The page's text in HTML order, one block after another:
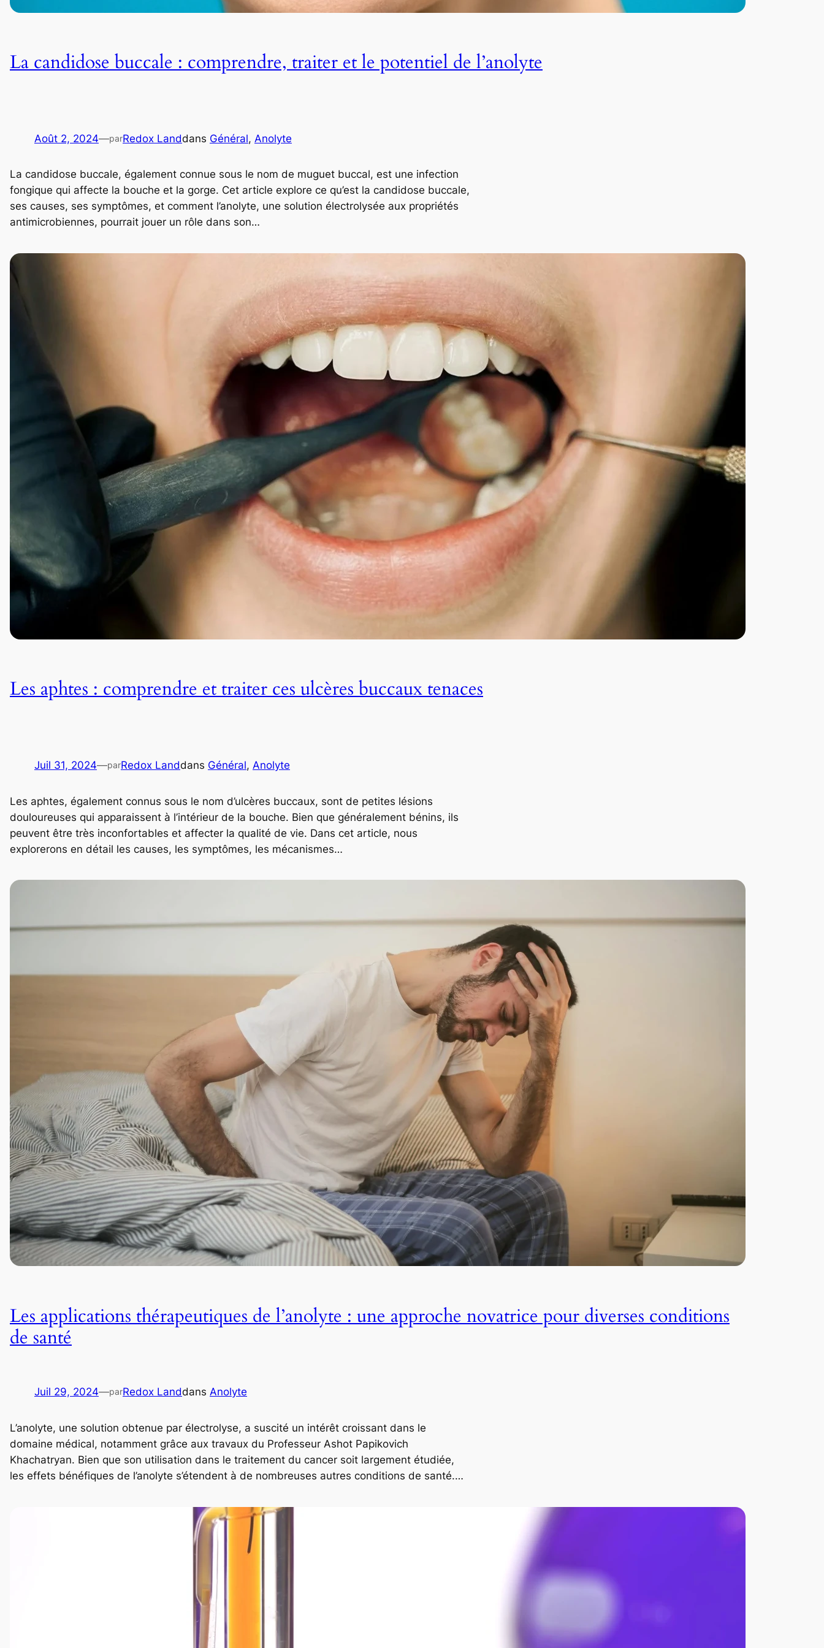
La candidose buccale : comprendre, traiter et le potentiel de l’anolyte
Août 2, 2024—parRedox Landdans Général, Anolyte
La candidose buccale, également connue sous le nom de muguet buccal, est une infection
fongique qui affecte la bouche et la gorge. Cet article explore ce qu’est la candidose buccale,
ses causes, ses symptômes, et comment l’anolyte, une solution électrolysée aux propriétés
antimicrobiennes, pourrait jouer un rôle dans son…
Les aphtes : comprendre et traiter ces ulcères buccaux tenaces
Juil 31, 2024—parRedox Landdans Général, Anolyte
Les aphtes, également connus sous le nom d’ulcères buccaux, sont de petites lésions
douloureuses qui apparaissent à l’intérieur de la bouche. Bien que généralement bénins, ils
peuvent être très inconfortables et affecter la qualité de vie. Dans cet article, nous
explorerons en détail les causes, les symptômes, les mécanismes…
Les applications thérapeutiques de l’anolyte : une approche novatrice pour diverses conditions
de santé
Juil 29, 2024—parRedox Landdans Anolyte
L’anolyte, une solution obtenue par électrolyse, a suscité un intérêt croissant dans le
domaine médical, notamment grâce aux travaux du Professeur Ashot Papikovich
Khachatryan. Bien que son utilisation dans le traitement du cancer soit largement étudiée,
les effets bénéfiques de l’anolyte s’étendent à de nombreuses autres conditions de santé.…